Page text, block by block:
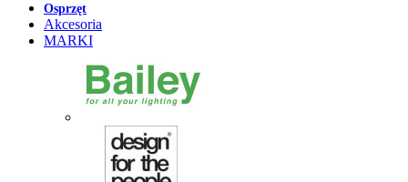
Osprzęt
Akcesoria
MARKI